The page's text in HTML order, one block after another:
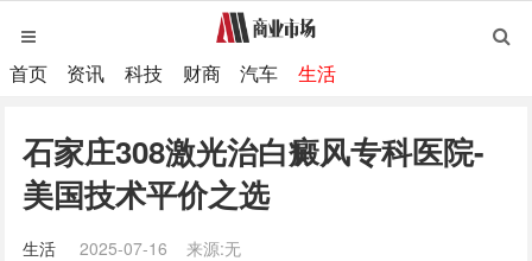
首页 资讯 科技 财商 汽车 生活
石家庄308激光治白癜风专科医院-
美国技术平价之选
生活 2025-07-16 来源:无